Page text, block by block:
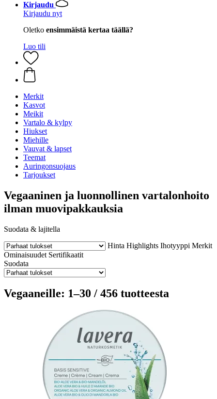
Kirjaudu
Kirjaudu nyt
Oletko ensimmäistä kertaa täällä?
Luo tili
Merkit
Kasvot
Meikit
Vartalo & kylpy
Hiukset
Miehille
Vauvat & lapset
Teemat
Auringonsuojaus
Tarjoukset
Vegaaninen ja luonnollinen vartalonhoito
ilman muovipakkauksia
Suodata & lajitella
Hinta Highlights Ihotyyppi Merkit
Ominaisuudet Sertifikaatit
Suodata
Vegaaneille: 1–30 / 456 tuotteesta